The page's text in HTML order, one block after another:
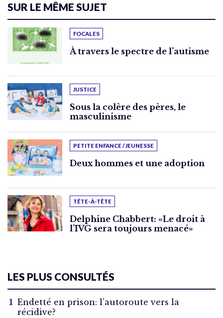
SUR LE MÊME SUJET
FOCALES
À travers le spectre de l’autisme
JUSTICE
Sous la colère des pères, le
masculinisme
PETITE ENFANCE / JEUNESSE
Deux hommes et une adoption
TÊTE-À-TÊTE
Delphine Chabbert: «Le droit à
l’IVG sera toujours menacé»
LES PLUS CONSULTÉS
Endetté en prison: l’autoroute vers la
récidive?